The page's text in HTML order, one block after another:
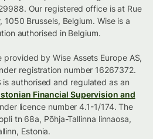
Our registered office is at Rue
Brussels, Belgium. Wise is a
authorised in Belgium.
provided by Wise Assets Europe AS,
registration number 16267372.
is authorised and regulated as an
Financial Supervision and
licence number 4.1-1/174. The
tn 68a, Põhja-Tallinna linnaosa,
Estonia.